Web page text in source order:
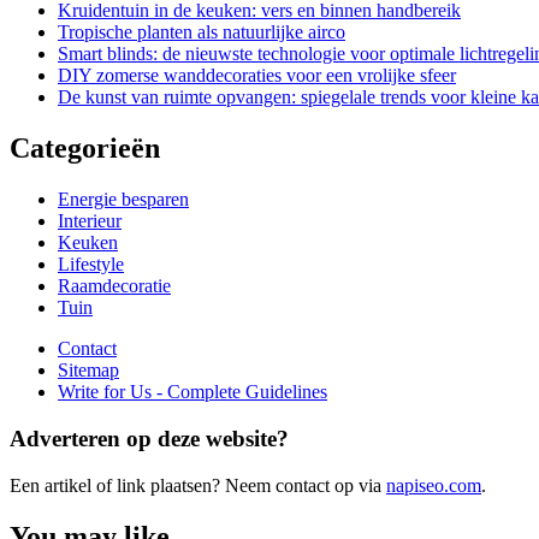
Kruidentuin in de keuken: vers en binnen handbereik
Tropische planten als natuurlijke airco
Smart blinds: de nieuwste technologie voor optimale
DIY zomerse wanddecoraties voor een vrolijke sfeer
De kunst van ruimte opvangen: spiegelale trends voor kleine
Categorieën
Energie besparen
Interieur
Keuken
Lifestyle
Raamdecoratie
Tuin
Contact
Sitemap
Write for Us - Complete Guidelines
Adverteren op deze website?
Een artikel of link plaatsen? Neem contact op via napiseo.com.